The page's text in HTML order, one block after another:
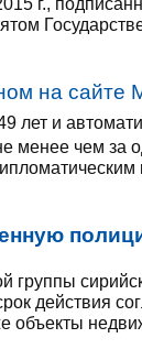
г.,
на сайте
лет и
менее чем за
группы
действия
объекты